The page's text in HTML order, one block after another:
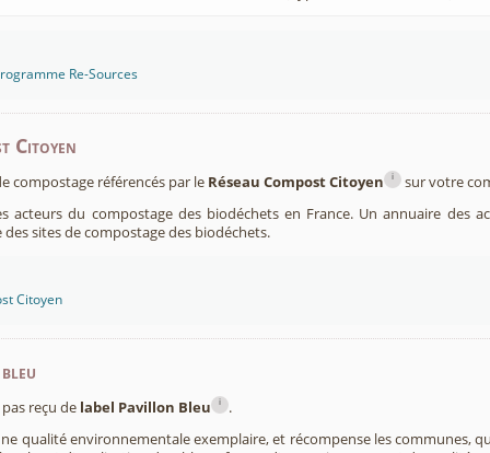
Re-Sources
Citoyen
compostage référencés par le Réseau Compost Citoyen i
sur votre
acteurs du compostage des biodéchets en France. Un annuaire des
sites de compostage des biodéchets.
Citoyen
reçu de label Pavillon Bleu i
.
qualité environnementale exemplaire, et récompense les communes,